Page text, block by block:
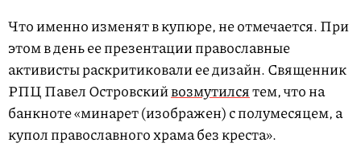
Что именно изменят в купюре, не отмечается. При
этом в день ее презентации православные
активисты раскритиковали ее дизайн. Священник
РПЦ Павел Островскийвозмутилсятем, что на
банкноте «минарет (изображен) с полумесяцем, а
купол православного храма без креста».